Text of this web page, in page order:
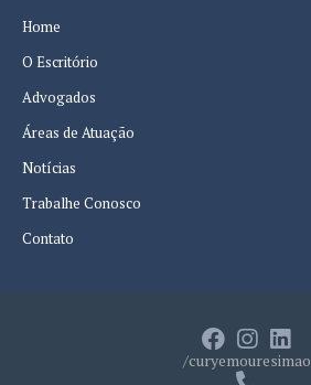
Home
O Escritório
Advogados
Áreas de Atuação
Notícias
Trabalhe Conosco
Contato
/curyemouresimao